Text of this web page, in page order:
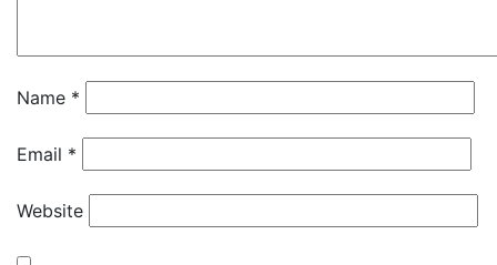
Name *
Email *
Website